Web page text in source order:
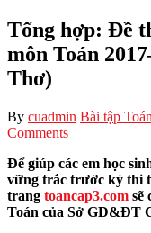
Tổng hợp: Đề
môn Toán
Thơ)
By cuadmin Bài tập
Comments
Để giúp các em học
vững trắc trước kỳ thi
trang toancap3.com sẽ
Toán của Sở GD&ĐT